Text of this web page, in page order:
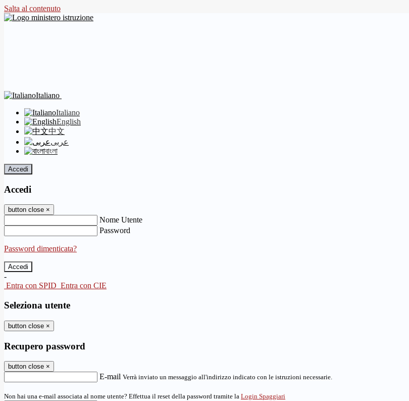
Salta al contenuto
Italiano
Italiano
English
中文
عربى
বাংলা
Accedi
Accedi
button close ×
Nome Utente
Password
Password dimenticata?
-
Entra con SPID Entra con CIE
Seleziona utente
button close ×
Recupero password
button close ×
E-mail Verrà inviato un messaggio all'indirizzo indicato con le istruzioni necessarie.
Non hai una e-mail associata al nome utente? Effettua il reset della password tramite la Login Spaggiari